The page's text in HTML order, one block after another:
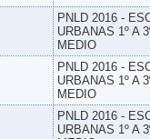
PNLD 2016 -
URBANAS 1º A
MEDIO
PNLD 2016 -
URBANAS 1º A
MEDIO
PNLD 2016 -
URBANAS 1º A